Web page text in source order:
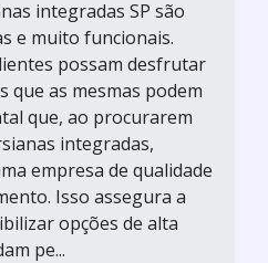
integradas SP são
e muito funcionais.
possam desfrutar
que as mesmas podem
que, ao procurarem
integradas,
empresa de qualidade
Isso assegura a
opções de alta
pe...